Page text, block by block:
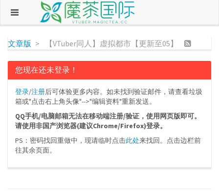
文章版 【VTuber同人】虚拟都市【更新至05】
您现在还未登录！
登录/注册后可体验更多内容。如未找到验证邮件，请查看垃圾
箱或"点击右上角头像"-->"编辑资料"重新发送。
QQ手机/电脑邮箱无法在移动端注册/验证，使用网页版即可。
请使用非国产浏览器(建议Chrome/Firefox)登录。
PS：密码找回重做中，现请临时点击此处来找回。点击边栏前
往其余页面。